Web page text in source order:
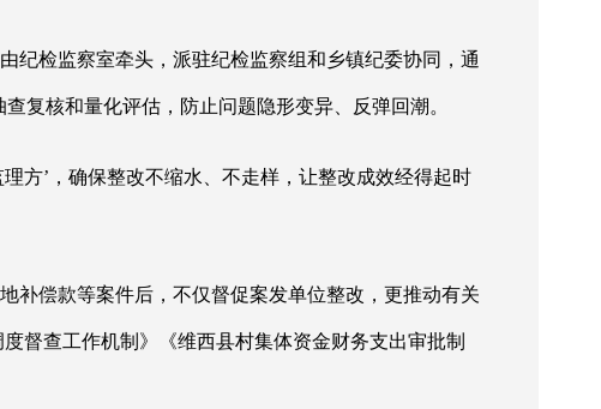
纪检监察室牵头，派驻纪检监察组和乡镇纪委协同，通
复核和量化评估，防止问题隐形变异、反弹回潮。
方’，确保整改不缩水、不走样，让整改成效经得起时
补偿款等案件后，不仅督促案发单位整改，更推动有关
督查工作机制》《维西县村集体资金财务支出审批制